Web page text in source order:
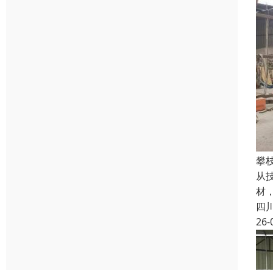
攀
从
材
四
26-